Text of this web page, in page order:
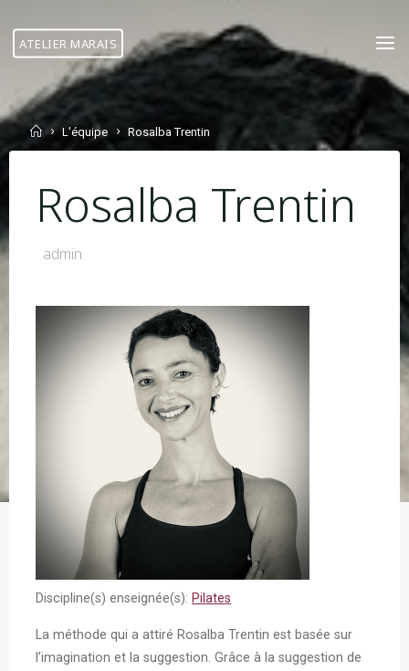
content
ATELIER MARAIS
HomeL'équipe Rosalba Trentin
Rosalba Trentin
admin
Discipline(s) enseignée(s): Pilates
La méthode qui a attiré Rosalba Trentin est basée sur
l’imagination et la suggestion. Grâce à la suggestion de